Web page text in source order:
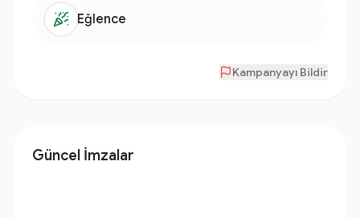
Eğlence
Kampanyayı Bildir
Güncel İmzalar